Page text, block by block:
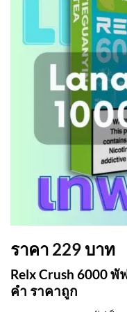
ราคา 229 บาท
Relx Crush 6000
คำ ราคาถูก